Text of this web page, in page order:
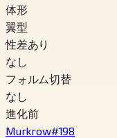
体形
翼型
性差あり
なし
フォルム切替
なし
進化前
Murkrow#198